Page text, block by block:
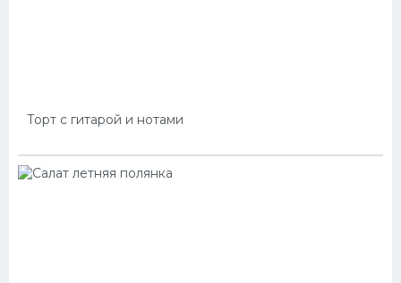
Торт с гитарой и нотами